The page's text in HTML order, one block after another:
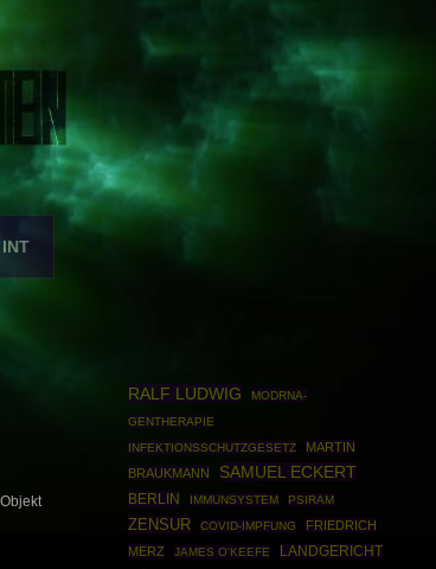
INT
RALF LUDWIG
MODRNA-
GENTHERAPIE
INFEKTIONSSCHUTZGESETZ
MARTIN
BRAUKMANN
SAMUEL ECKERT
BERLIN IMMUNSYSTEM PSIRAM
ZENSUR COVID-IMPFUNG
FRIEDRICH
MERZ
JAMES O'KEEFE
LANDGERICHT